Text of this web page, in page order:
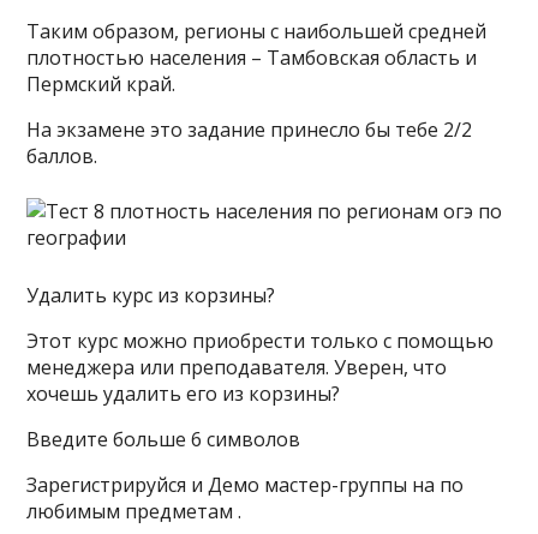
Таким образом, регионы с наибольшей средней
плотностью населения – Тамбовская область и
Пермский край.
На экзамене это задание принесло бы тебе 2/2
баллов.
Удалить курс из корзины?
Этот курс можно приобрести только с помощью
менеджера или преподавателя. Уверен, что
хочешь удалить его из корзины?
Введите больше 6 символов
Зарегистрируйся и Демо мастер-группы на по
любимым предметам .